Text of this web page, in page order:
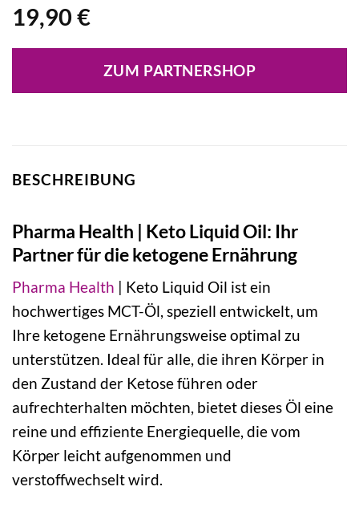
19,90 €
ZUM PARTNERSHOP
BESCHREIBUNG
Pharma Health | Keto Liquid Oil: Ihr
Partner für die ketogene Ernährung
Pharma Health | Keto Liquid Oil ist ein
hochwertiges MCT-Öl, speziell entwickelt, um
Ihre ketogene Ernährungsweise optimal zu
unterstützen. Ideal für alle, die ihren Körper in
den Zustand der Ketose führen oder
aufrechterhalten möchten, bietet dieses Öl eine
reine und effiziente Energiequelle, die vom
Körper leicht aufgenommen und
verstoffwechselt wird.